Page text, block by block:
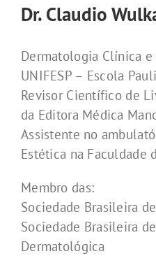
Dr. Claudio
Dermatologia Clínica e
UNIFESP – Escola
Revisor Científico de
da Editora Médica
Assistente no
Estética na Faculdade
Membro das:
Sociedade Brasileira
Sociedade Brasileira
Dermatológica